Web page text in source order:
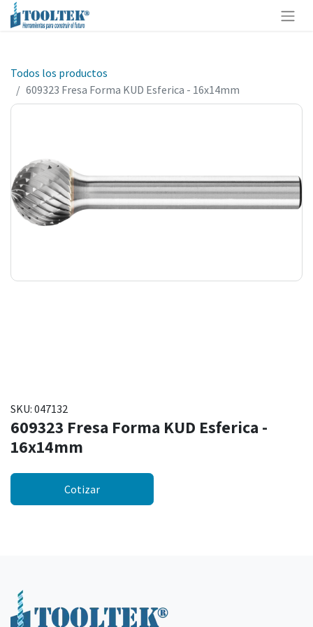
Todos los productos
609323 Fresa Forma KUD Esferica - 16x14mm
SKU: 047132
609323 Fresa Forma KUD Esferica -
16x14mm
Cotizar